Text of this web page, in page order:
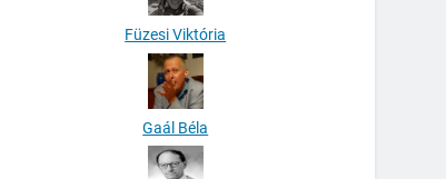
Füzesi Viktória
Gaál Béla